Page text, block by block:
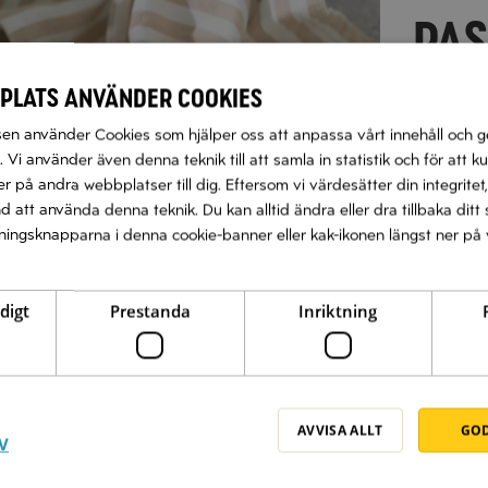
använder cookies
använder Cookies som hjälper oss att anpassa vårt innehåll och
Vi använder även denna teknik till att samla in statistik och för att
på andra webbplatser till dig. Eftersom vi värdesätter din
att använda denna teknik. Du kan alltid ändra eller dra tillbaka ditt
i denna cookie-banner eller kak-ikonen längst ner på
Prestanda Inriktning
AVVISA ALLT